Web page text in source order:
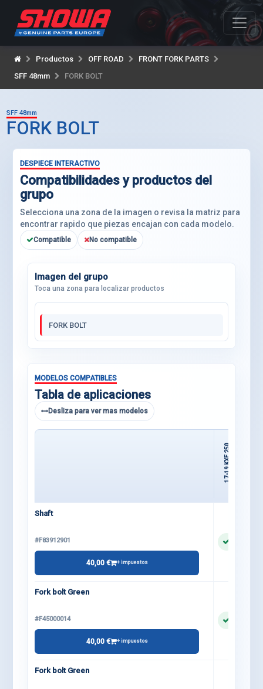
Productos OFF ROAD
FRONT FORK PARTS
SFF 48mm
FORK BOLT
SFF 48mm
FORK BOLT
DESPIECE INTERACTIVO
Compatibilidades y productos del
grupo
Selecciona una zona de la imagen o revisa la matriz para
encontrar rapido que piezas encajan con cada modelo.
Compatible No compatible
Imagen del grupo
Toca una zona para localizar productos
FORK BOLT
MODELOS COMPATIBLES
Tabla de aplicaciones
Desliza para ver mas modelos
17-19 KXF 250
Shaft
#F83912901
40,00 € + impuestos
Fork bolt Green
#F45000014
40,00 € + impuestos
Fork bolt Green